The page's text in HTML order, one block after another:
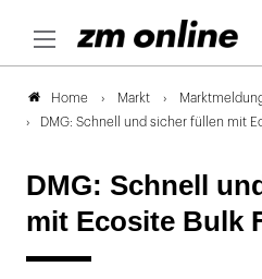
Home Markt
DMG: Schnell und sicher füllen mit
DMG: Schnell
mit Ecosite Bulk